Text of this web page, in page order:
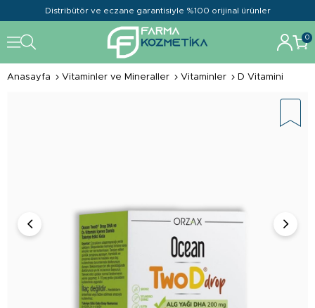
Distribütör ve eczane garantisiyle %100 orijinal ürünler
0
Anasayfa Vitaminler ve Mineraller Vitaminler D Vitamini